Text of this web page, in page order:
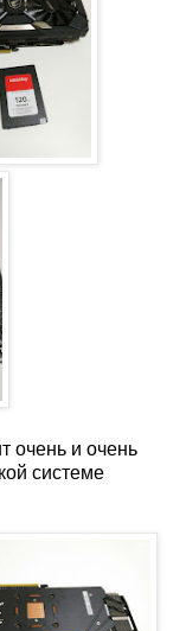
очень и очень
системе